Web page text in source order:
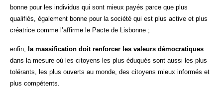
bonne pour les individus qui sont mieux payés parce que plus
qualifiés, également bonne pour la société qui est plus active et plus
créatrice comme l’affirme le Pacte de Lisbonne ;
enfin,
la massification doit renforcer les valeurs démocratiques
dans la mesure où les citoyens les plus éduqués sont aussi les plus
tolérants, les plus ouverts au monde, des citoyens mieux informés et
plus compétents.